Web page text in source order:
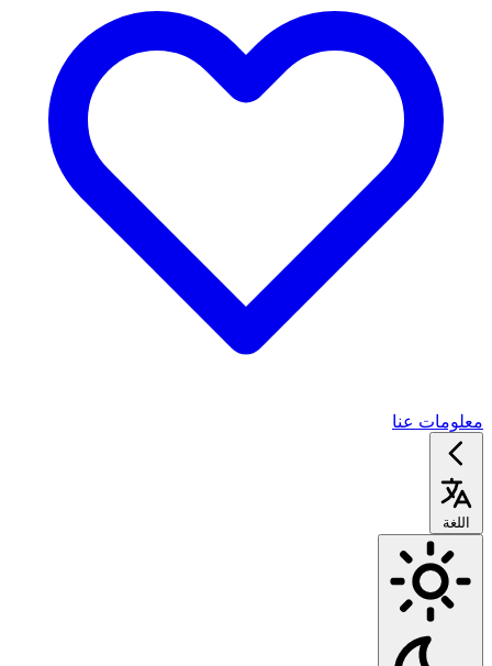
معلومات عنا
اللغة